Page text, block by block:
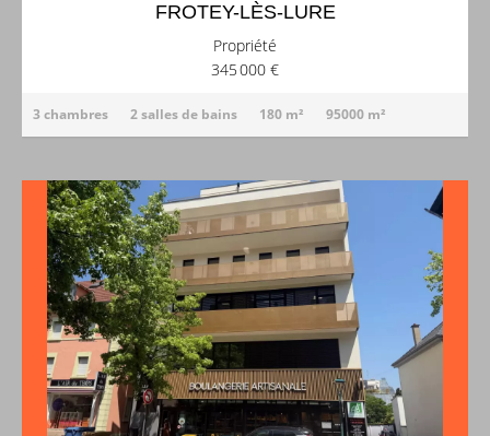
FROTEY-LÈS-LURE
Propriété
345 000 €
3 chambres 2 salles de bains 180 m² 95000 m²